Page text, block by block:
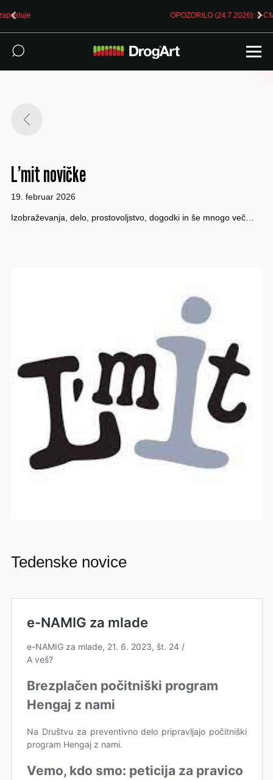
OPOZORILO (24.7.2026): 4-CMC prodan kot MDMA v Ljubljani
L’mit novičke
19. februar 2026
Izobraževanja, delo, prostovoljstvo, dogodki in še mnogo več…
Tedenske novice